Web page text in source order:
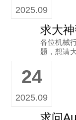
2025.09
各位机械
题，想请
液压凿岩
寸是88x46
24
2025.09